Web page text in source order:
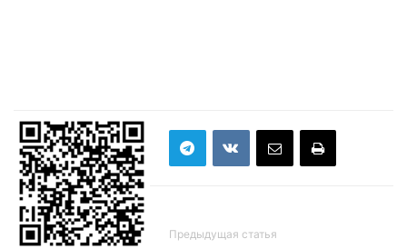
Предыдущая статья